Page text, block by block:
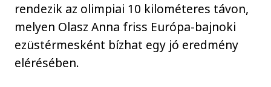
rendezik az olimpiai 10 kilométeres távon,
melyen Olasz Anna friss Európa-bajnoki
ezüstérmesként bízhat egy jó eredmény
elérésében.